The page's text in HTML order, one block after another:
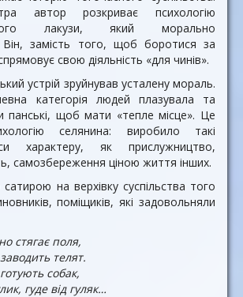
автор розкриває психологію
лакузи, який морально
Він, замість того, щоб боротися за
свою діяльність «для чинів».
устрій зруйнував усталену мораль.
категорія людей плазувала та
панські, щоб мати «тепле місце». Це
селянина: виробило такі
характеру, як прислужництво,
самозбереження ціною життя інших.
на верхівку суспільства того
поміщиків, які задовольняли
стягає поля,
телят.
собак,
гуде від гуляк…